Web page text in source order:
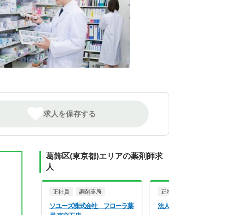
求人を保存する
葛飾区(東京都)エリアの薬剤師求
人
正社員 調剤薬局
ソユーズ株式会社 フローラ薬
正社員
法人名非公開